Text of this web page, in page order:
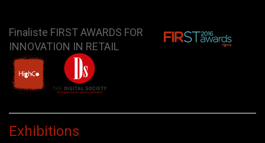
Finaliste FIRST AWARDS FOR
INNOVATION IN RETAIL
Exhibitions